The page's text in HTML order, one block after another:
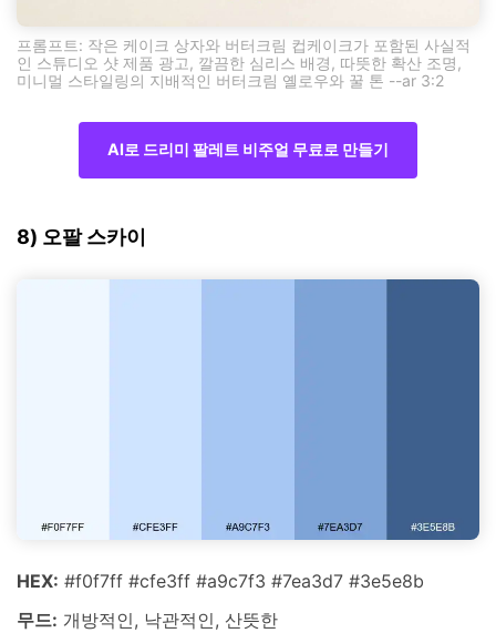
프롬프트: 작은 케이크 상자와 버터크림 컵케이크가 포함된 사실적
인 스튜디오 샷 제품 광고, 깔끔한 심리스 배경, 따뜻한 확산 조명,
미니멀 스타일링의 지배적인 버터크림 옐로우와 꿀 톤 --ar 3:2
AI로 드리미 팔레트 비주얼 무료로 만들기
8) 오팔 스카이
HEX: #f0f7ff #cfe3ff #a9c7f3 #7ea3d7 #3e5e8b
무드: 개방적인, 낙관적인, 산뜻한